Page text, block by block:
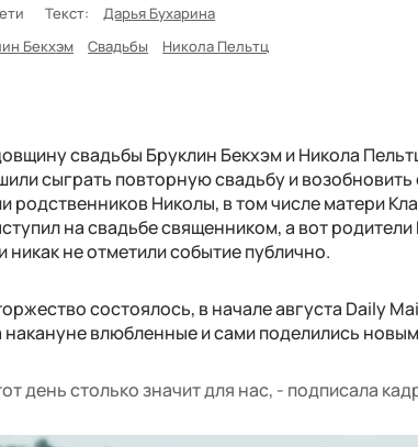
Текст: Дарья Бухарина
Бекхэм Свадьбы Никола Пельтц
свадьбы Бруклин Бекхэм и Никола
сыграть повторную свадьбу и
родственников Николы, в том числе матери
на свадьбе священником, а вот
никак не отметили событие публично.
состоялось, в начале августа Daily
накануне влюбленные и сами поделились
день столько значит для нас, - подписала